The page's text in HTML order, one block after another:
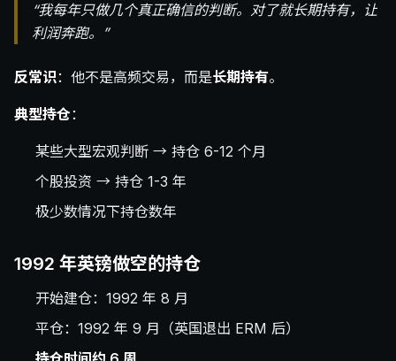
“我每年只做几个真正确信的判断。对了就长期持有，让
利润奔跑。”
反常识：他不是高频交易，而是长期持有。
典型持仓：
某些大型宏观判断 → 持仓 6-12 个月
个股投资 → 持仓 1-3 年
极少数情况下持仓数年
1992 年英镑做空的持仓
开始建仓：1992 年 8 月
平仓：1992 年 9 月（英国退出 ERM 后）